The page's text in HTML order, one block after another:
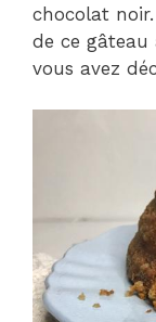
chocolat
de ce
vous avez